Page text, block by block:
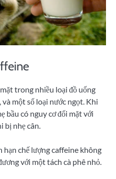
trong nhiều loại đồ uống
một số loại nước ngọt. Khi
bầu có nguy cơ đối mặt với
bị nhẹ cân.
hạn chế lượng caffeine không
với một tách cà phê nhỏ.